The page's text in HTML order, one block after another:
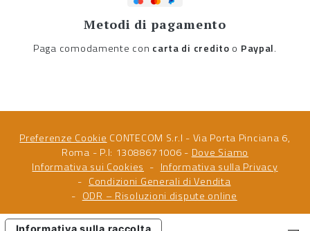
Metodi di pagamento
Paga comodamente con carta di credito o Paypal.
Preferenze Cookie CONTECOM S.r.l - Via Porta Pinciana 6,
Roma - P.I: 13088671006 -Dove Siamo
Informativa sui Cookies
Informativa sulla Privacy
Condizioni Generali di Vendita
ODR – Risoluzioni dispute online